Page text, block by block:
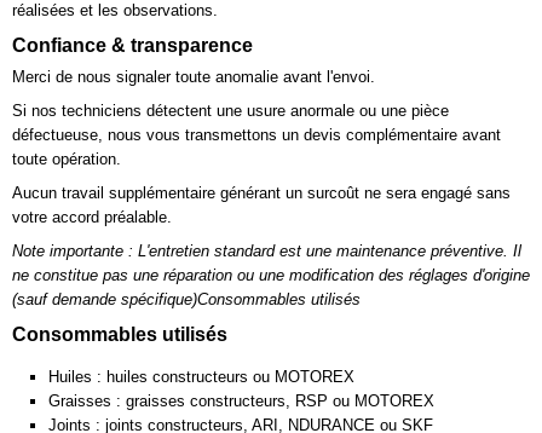
réalisées et les observations.
Confiance & transparence
Merci de nous signaler toute anomalie avant l'envoi.
Si nos techniciens détectent une usure anormale ou une pièce
défectueuse, nous vous transmettons un devis complémentaire avant
toute opération.
Aucun travail supplémentaire générant un surcoût ne sera engagé sans
votre accord préalable.
Note importante : L'entretien standard est une maintenance préventive. Il
ne constitue pas une réparation ou une modification des réglages d'origine
(sauf demande spécifique)Consommables utilisés
Consommables utilisés
Huiles : huiles constructeurs ou MOTOREX
Graisses : graisses constructeurs, RSP ou MOTOREX
Joints : joints constructeurs, ARI, NDURANCE ou SKF